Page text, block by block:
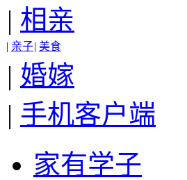
| 相亲
| 亲子| 美食
| 婚嫁
| 手机客户端
家有学子